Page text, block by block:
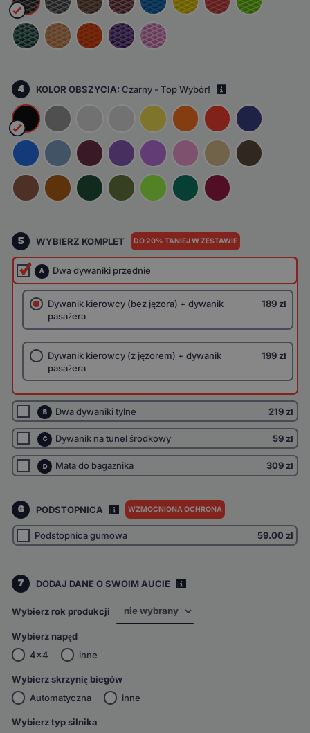
4 KOLOR OBSZYCIA:Czarny - Top Wybór!
5 WYBIERZ KOMPLET DO 20% TANIEJ W ZESTAWIE
A Dwa dywaniki przednie
Dywanik kierowcy (bez jęzora) + dywanik
pasażera
189 zł
Dywanik kierowcy (z jęzorem) + dywanik
pasażera
199 zł
B Dwa dywaniki tylne 219 zł
C Dywanik na tunel środkowy 59 zł
D Mata do bagażnika 309 zł
6 PODSTOPNICA WZMOCNIONA OCHRONA
Podstopnica gumowa 59.00 zł
7 DODAJ DANE O SWOIM AUCIE
Wybierz rok produkcji
Wybierz napęd
4x4
inne
Wybierz skrzynię biegów
Automatyczna
inne
Wybierz typ silnika